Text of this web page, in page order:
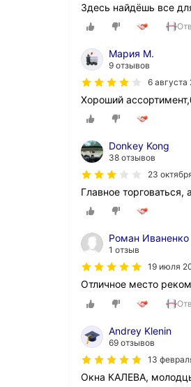
Здесь найдёшь все
Мария М.
9 отзывов
6 августа
Хороший
Donkey Kong
38 отзывов
23
Главное
Роман Иваненко
1 отзыв
19 июля
Отличное место
Andrey Klenin
69 отзывов
13
Окна КАЛЕВА,